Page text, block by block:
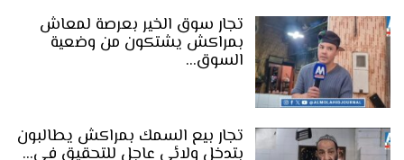
تجار سوق الخير بعرصة لمعاش
بمراكش يشتكون من وضعية
السوق…
تجار بيع السمك بمراكش يطالبون